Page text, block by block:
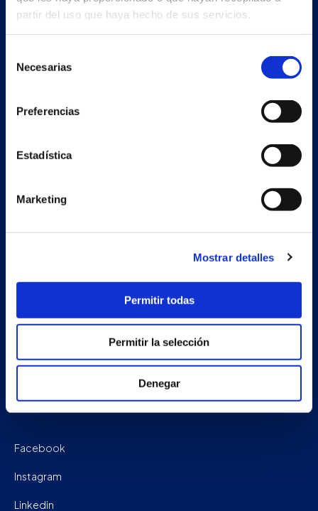
partir del uso que haya hecho de sus servicios.
Necesarias
Preferencias
Estadística
Marketing
Mostrar detalles
Permitir todas
Permitir la selección
Denegar
Estrada Porto Cabeiro, 68
Pontevedra - España
Trabaja con nosotros
Facebook
Instagram
Linkedin